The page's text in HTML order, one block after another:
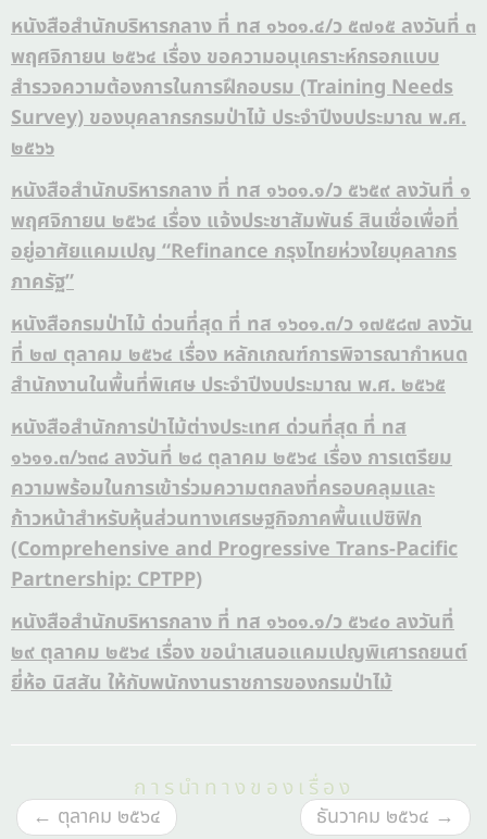
หนังสือสำนักบริหารกลาง ที่ ทส ๑๖๐๑.๔/ว ๕๗๑๕ ลงวันที่ ๓
พฤศจิกายน ๒๕๖๔ เรื่อง ขอความอนุเคราะห์กรอกแบบ
สำรวจความต้องการในการฝึกอบรม (Training Needs
Survey) ของบุคลากรกรมป่าไม้ ประจำปีงบประมาณ พ.ศ.
๒๕๖๖
หนังสือสำนักบริหารกลาง ที่ ทส ๑๖๐๑.๑/ว ๕๖๕๙ ลงวันที่ ๑
พฤศจิกายน ๒๕๖๔ เรื่อง แจ้งประชาสัมพันธ์ สินเชื่อเพื่อที่
อยู่อาศัยแคมเปญ “Refinance กรุงไทยห่วงใยบุคลากร
ภาครัฐ”
หนังสือกรมป่าไม้ ด่วนที่สุด ที่ ทส ๑๖๐๑.๓/ว ๑๗๕๘๗ ลงวัน
ที่ ๒๗ ตุลาคม ๒๕๖๔ เรื่อง หลักเกณฑ์การพิจารณากำหนด
สำนักงานในพื้นที่พิเศษ ประจำปีงบประมาณ พ.ศ. ๒๕๖๕
หนังสือสำนักการป่าไม้ต่างประเทศ ด่วนที่สุด ที่ ทส
๑๖๑๑.๓/๖๓๘ ลงวันที่ ๒๘ ตุลาคม ๒๕๖๔ เรื่อง การเตรียม
ความพร้อมในการเข้าร่วมความตกลงที่ครอบคลุมและ
ก้าวหน้าสำหรับหุ้นส่วนทางเศรษฐกิจภาคพื้นแปซิฟิก
(Comprehensive and Progressive Trans-Pacific
Partnership: CPTPP)
หนังสือสำนักบริหารกลาง ที่ ทส ๑๖๐๑.๑/ว ๕๖๔๐ ลงวันที่
๒๙ ตุลาคม ๒๕๖๔ เรื่อง ขอนำเสนอแคมเปญพิเศารถยนต์
ยี่ห้อ นิสสัน ให้กับพนักงานราชการของกรมป่าไม้
การนำทางของเรื่อง
← ตุลาคม ๒๕๖๔ ธันวาคม ๒๕๖๔ →